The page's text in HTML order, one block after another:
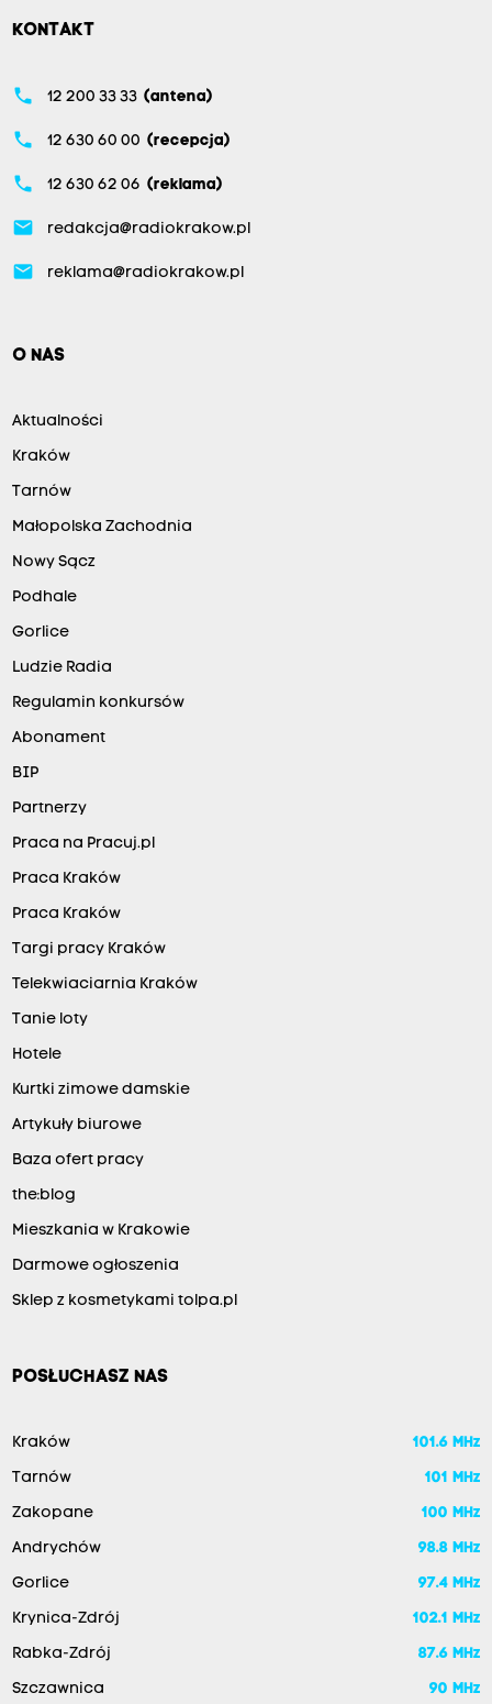
KONTAKT
phone 12 200 33 33 (antena)
phone 12 630 60 00 (recepcja)
phone 12 630 62 06 (reklama)
email redakcja@radiokrakow.pl
email reklama@radiokrakow.pl
O NAS
Aktualności
Kraków
Tarnów
Małopolska Zachodnia
Nowy Sącz
Podhale
Gorlice
Ludzie Radia
Regulamin konkursów
Abonament
BIP
Partnerzy
Praca na Pracuj.pl
Praca Kraków
Praca Kraków
Targi pracy Kraków
Telekwiaciarnia Kraków
Tanie loty
Hotele
Kurtki zimowe damskie
Artykuły biurowe
Baza ofert pracy
the:blog
Mieszkania w Krakowie
Darmowe ogłoszenia
Sklep z kosmetykami tolpa.pl
POSŁUCHASZ NAS
Kraków 101.6 MHz
Tarnów 101 MHz
Zakopane 100 MHz
Andrychów 98.8 MHz
Gorlice 97.4 MHz
Krynica-Zdrój 102.1 MHz
Rabka-Zdrój 87.6 MHz
Szczawnica 90 MHz